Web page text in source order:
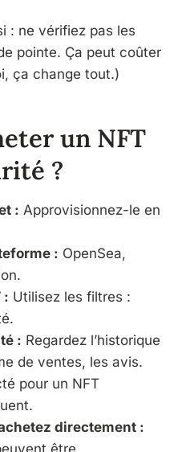
: ne vérifiez pas les
pointe. Ça peut coûter
ça change tout.)
un NFT
?
: Approvisionnez-le en
: OpenSea,
: Utilisez les filtres :
: Regardez l’historique
de ventes, les avis.
pour un NFT
directement :
être